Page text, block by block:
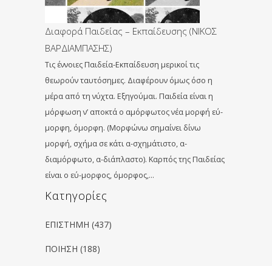
Διαφορά Παιδείας – Εκπαίδευσης (ΝΙΚΟΣ
ΒΑΡΔΙΑΜΠΑΣΗΣ)
Τις έννοιες Παιδεία-Εκπαίδευση μερικοί τις
θεωρούν ταυτόσημες. Διαφέρουν όμως όσο η
μέρα από τη νύχτα. Εξηγούμαι. Παιδεία είναι η
μόρφωση ν’ αποκτά ο αμόρφωτος νέα μορφή εύ-
μορφη, όμορφη. (Μορφώνω σημαίνει δίνω
μορφή, σχήμα σε κάτι α-σχημάτιστο, α-
διαμόρφωτο, α-διάπλαστο). Καρπός της Παιδείας
είναι ο εύ-μορφος, όμορφος,…
Kατηγορίες
ΕΠΙΣΤΗΜΗ (437)
ΠΟΙΗΣΗ (188)